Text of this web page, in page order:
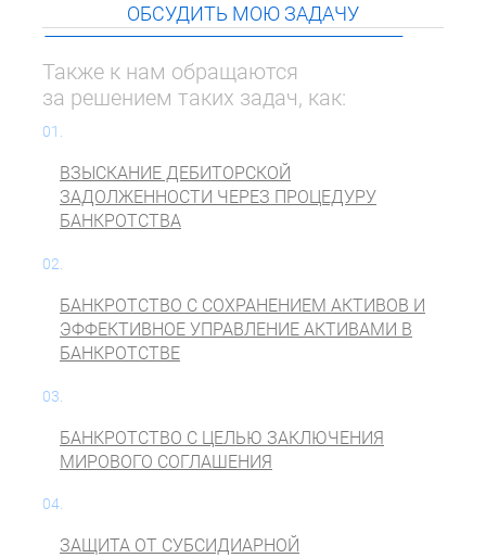
ОБСУДИТЬ МОЮ ЗАДАЧУ
Также к нам обращаются
за решением таких задач, как:
01.
ВЗЫСКАНИЕ ДЕБИТОРСКОЙ
ЗАДОЛЖЕННОСТИ ЧЕРЕЗ ПРОЦЕДУРУ
БАНКРОТСТВА
02.
БАНКРОТСТВО С СОХРАНЕНИЕМ АКТИВОВ И
ЭФФЕКТИВНОЕ УПРАВЛЕНИЕ АКТИВАМИ В
БАНКРОТСТВЕ
03.
БАНКРОТСТВО С ЦЕЛЬЮ ЗАКЛЮЧЕНИЯ
МИРОВОГО СОГЛАШЕНИЯ
04.
ЗАЩИТА ОТ СУБСИДИАРНОЙ